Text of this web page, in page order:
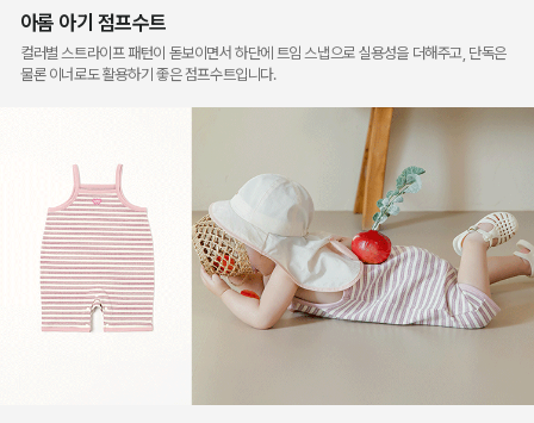
아롬 아기 점프수트
컬러별 스트라이프 패턴이 돋보이면서 하단에 트임 스냅으로 실용성을 더해주고, 단독은
물론 이너로도 활용하기 좋은 점프수트입니다.